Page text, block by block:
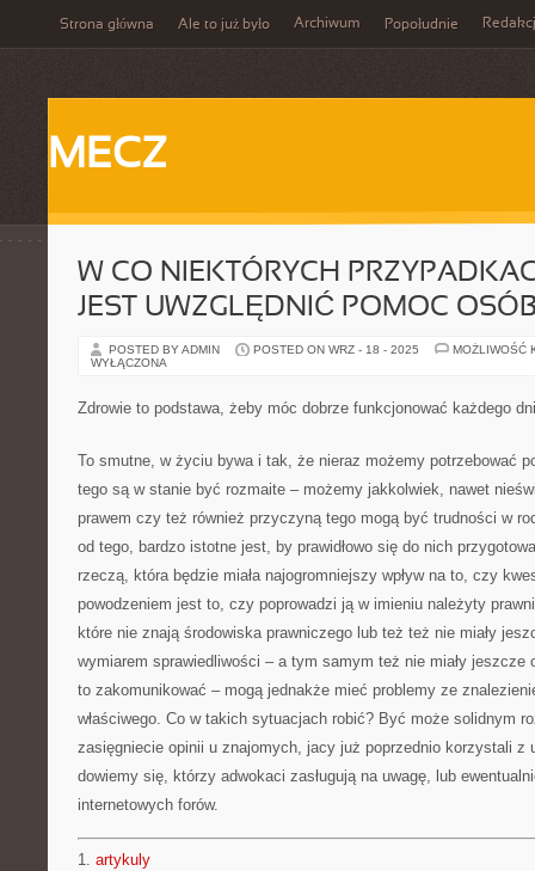
Strona główna Ale to już było Archiwum Popołudnie
MECZ
W CO NIEKTÓRYCH
JEST UWZGLĘDNIĆ POMOC
POSTED BY ADMIN POSTED ON WRZ - 18 - 2025
MOŻLIWOŚĆ
WYŁĄCZONA
Zdrowie to podstawa, żeby móc dobrze funkcjonować każdego
To smutne, w życiu bywa i tak, że nieraz możemy potrzebować
tego są w stanie być rozmaite – możemy jakkolwiek, nawet
prawem czy też również przyczyną tego mogą być trudności w
od tego, bardzo istotne jest, by prawidłowo się do nich
rzeczą, która będzie miała najogromniejszy wpływ na to, czy
powodzeniem jest to, czy poprowadzi ją w imieniu należyty
które nie znają środowiska prawniczego lub też też nie miały
wymiarem sprawiedliwości – a tym samym też nie miały jeszcze
to zakomunikować – mogą jednakże mieć problemy ze
właściwego. Co w takich sytuacjach robić? Być może solidnym
zasięgniecie opinii u znajomych, jacy już poprzednio korzystali z
dowiemy się, którzy adwokaci zasługują na uwagę, lub
internetowych forów.
1. artykuly